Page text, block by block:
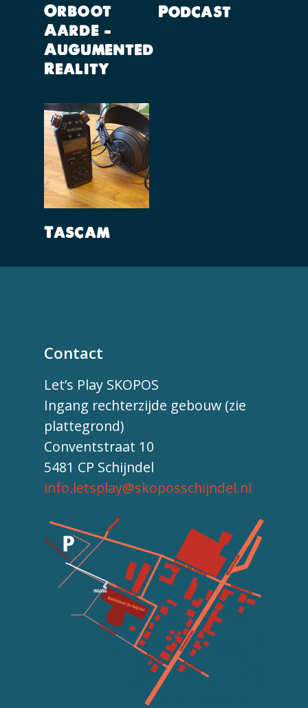
Orboot
Aarde –
Augumented
Reality
Podcast
Tascam
Contact
Let’s Play SKOPOS
Ingang rechterzijde gebouw (zie
plattegrond)
Conventstraat 10
5481 CP Schijndel
info.letsplay@skoposschijndel.nl